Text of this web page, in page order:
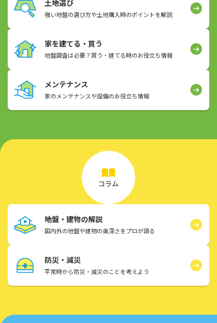
土地選び
強い地盤の選び方や土地購入時のポイントを解説
家を建てる・買う
地盤調査は必要？買う・建てる時のお役立ち情報
メンテナンス
家のメンテナンスや設備のお役立ち情報
コラム
地盤・建物の解説
国内外の地盤や建物の奥深さをプロが語る
防災・減災
平常時から防災・減災のことを考えよう